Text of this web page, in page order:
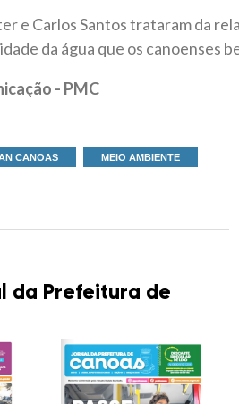
e Carlos Santos trataram da
da água que os canoenses
- PMC
CANOAS MEIO AMBIENTE
da Prefeitura de